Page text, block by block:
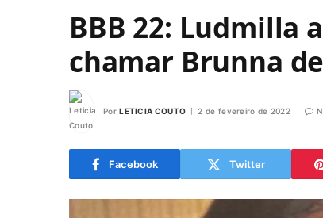
BBB 22: Ludmilla
chamar Brunna de
Por LETICIA COUTO 2 de fevereiro de 2022
Facebook Twitter